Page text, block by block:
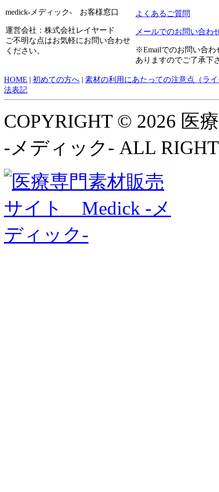
medick-メディック- お客様窓口
運営会社：株式会社レイヤード
ご不明な点はお気軽にお問い合わせ
ください。
よくあるご質問
メールでのお問い合わ
※Emailでのお問い合わ
ありますのでご了承下
HOME | 初めての方へ | 素材の利用にあたっての注意点（ラ
法表記
COPYRIGHT © 2026 医
-メディック- ALL RIGHT